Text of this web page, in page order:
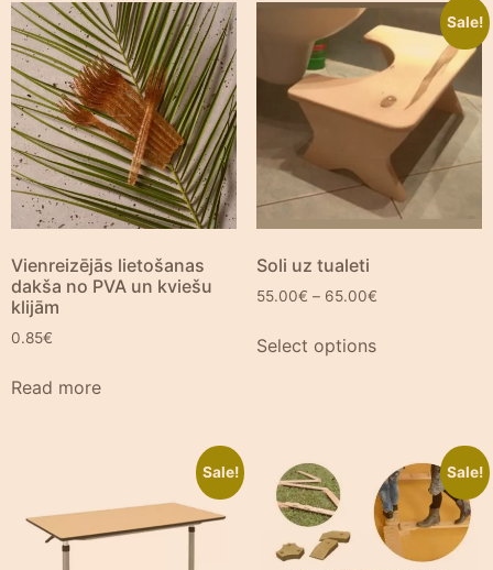
Vienreizējās lietošanas
dakša no PVA un kviešu
klijām
0.85€
Read more
Sale!
Soli uz tualeti
55.00€ – 65.00€
Select options
Sale! Sale!